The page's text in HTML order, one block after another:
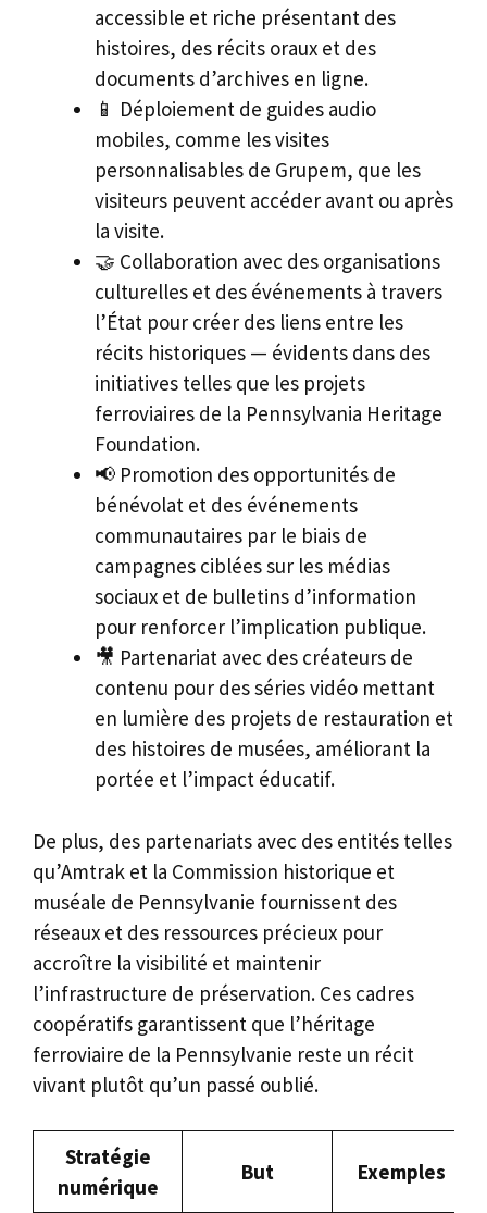
accessible et riche présentant des
histoires, des récits oraux et des
documents d’archives en ligne.
📱 Déploiement de guides audio
mobiles, comme les visites
personnalisables de Grupem, que les
visiteurs peuvent accéder avant ou après
la visite.
🤝 Collaboration avec des organisations
culturelles et des événements à travers
l’État pour créer des liens entre les
récits historiques — évidents dans des
initiatives telles que les projets
ferroviaires de la Pennsylvania Heritage
Foundation.
📢 Promotion des opportunités de
bénévolat et des événements
communautaires par le biais de
campagnes ciblées sur les médias
sociaux et de bulletins d’information
pour renforcer l’implication publique.
🎥 Partenariat avec des créateurs de
contenu pour des séries vidéo mettant
en lumière des projets de restauration et
des histoires de musées, améliorant la
portée et l’impact éducatif.
De plus, des partenariats avec des entités telles
qu’Amtrak et la Commission historique et
muséale de Pennsylvanie fournissent des
réseaux et des ressources précieux pour
accroître la visibilité et maintenir
l’infrastructure de préservation. Ces cadres
coopératifs garantissent que l’héritage
ferroviaire de la Pennsylvanie reste un récit
vivant plutôt qu’un passé oublié.
Stratégie
numérique
But Exemples